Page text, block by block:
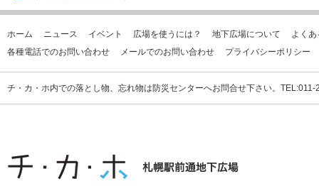
ホーム ニュース イベント 広場を使うには？ 地下広場について
よく
各種電話でのお問い合わせ
メールでのお問い合わせ プライバシーポリシー
チ・カ・ホ内での落とし物、忘れ物は防災センターへお問合せ下さい。